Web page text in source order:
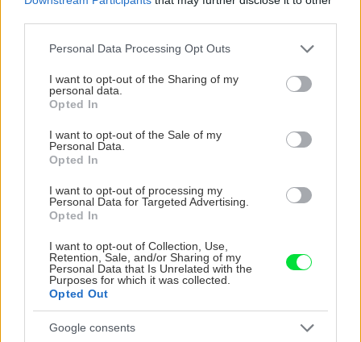
Please note that this website/app uses one or more Google
not limited to your visit or usage behaviour. You may click to
grant or deny consent to Google and its third-party tags to
use your data for below specified purposes in below Google
consent section.
Personal Data Processing Opt Outs
I want to opt-out of the Sharing of my
personal data.
Opted In
I want to opt-out of the Sale of my
Personal Data.
Opted In
I want to opt-out of processing my
Personal Data for Targeted Advertising.
Opted In
I want to opt-out of Collection, Use,
Retention, Sale, and/or Sharing of my
Personal Data that Is Unrelated with the
Purposes for which it was collected.
Opted Out
Google consents
Závit na pohároch opatrne očistite apoháre
tesne uzatvorte viečkami.
Zdroj: shutterstock.com